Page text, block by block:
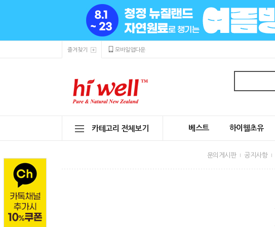
즐겨찾기 모바일앱다운
카테고리 전체보기 베스트 하이웰초유
문의게시판 공지사항